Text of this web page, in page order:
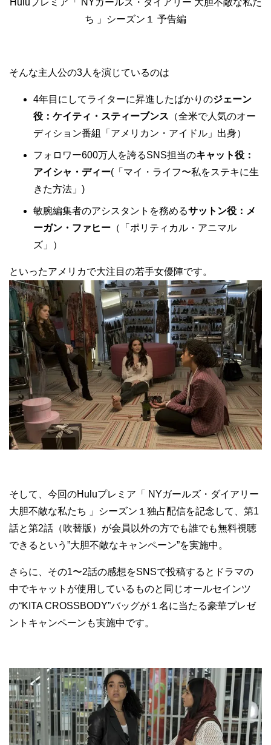
Huluプレミア「 NYガールズ・ダイアリー 大胆不敵な私た
ち 」シーズン１ 予告編
そんな主人公の3人を演じているのは
4年目にしてライターに昇進したばかりのジェーン
役：ケイティ・スティーブンス （全米で人気のオー
ディション番組「アメリカン・アイドル」出身）
フォロワー600万人を誇るSNS担当のキャット役：
アイシャ・ディー(「マイ・ライフ〜私をステキに生
きた方法」)
敏腕編集者のアシスタントを務めるサットン役：メ
ーガン・ファヒー （「ポリティカル・アニマル
ズ」）
といったアメリカで大注目の若手女優陣です。
そして、今回のHuluプレミア「 NYガールズ・ダイアリー
大胆不敵な私たち 」シーズン１独占配信を記念して、第1
話と第2話（吹替版）が会員以外の方でも誰でも無料視聴
できるという”大胆不敵なキャンペーン”を実施中。
さらに、その1〜2話の感想をSNSで投稿するとドラマの
中でキャットが使用しているものと同じオールセインツ
の“KITA CROSSBODY”バッグが１名に当たる豪華プレゼ
ントキャンペーンも実施中です。